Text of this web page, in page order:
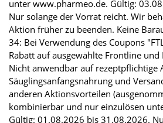
unter www.pharmeo.de. Gültig:
Nur solange der Vorrat reicht. Wir
Aktion früher zu beenden. Keine
34: Bei Verwendung des Coupons
Rabatt auf ausgewählte Frontline
Nicht anwendbar auf rezeptpflichtige
Säuglingsanfangsnahrung und
anderen Aktionsvorteilen
kombinierbar und nur einzulösen
Gültig: 01.08.2026 bis 31.08.2026.